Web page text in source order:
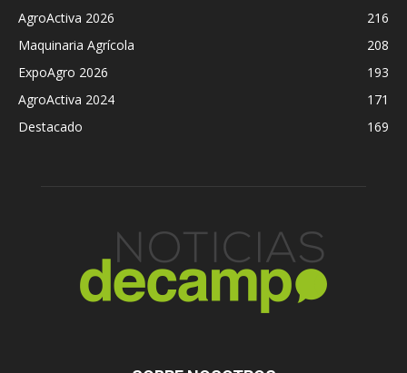
AgroActiva 2026
216
Maquinaria Agrícola
208
ExpoAgro 2026
193
AgroActiva 2024
171
Destacado
169